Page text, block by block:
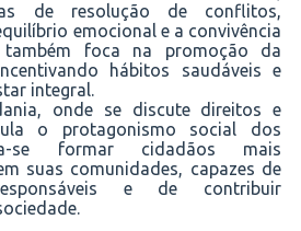
de resolução de conflitos,
emocional e a convivência
também foca na promoção da
hábitos saudáveis e
integral.
onde se discute direitos e
o protagonismo social dos
se formar cidadãos mais
suas comunidades, capazes de
e de contribuir